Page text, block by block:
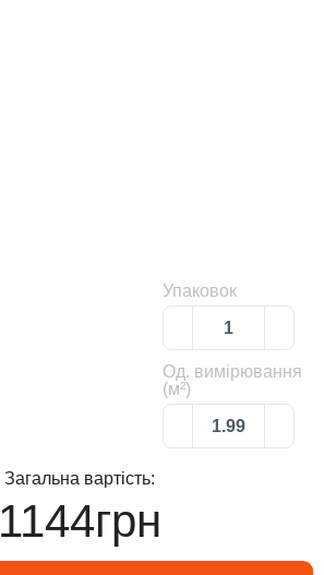
Упаковок
Од. вимірювання
(м²)
Загальна вартість:
1144грн